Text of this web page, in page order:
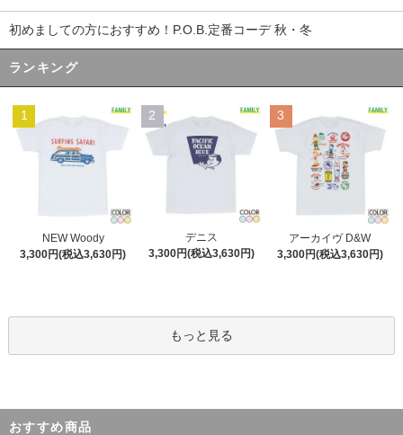
初めましての方におすすめ！P.O.B.定番コーデ 秋・冬
ランキング
1
NEW Woody
3,300円(税込3,630円)
2
デニス
3,300円(税込3,630円)
3
アーカイヴ D&W
3,300円(税込3,630円)
もっと見る
おすすめ商品